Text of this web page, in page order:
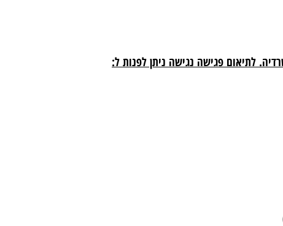
לתיאום פגישה נגישה ניתן לפנות ל: